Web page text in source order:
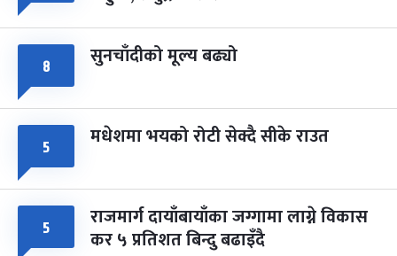
८ सुनचाँदीको मूल्य बढ्यो
५ मधेशमा भयको रोटी सेक्दै सीके राउत
५ राजमार्ग दायाँबायाँका जग्गामा लाग्ने विकास
कर ५ प्रतिशत बिन्दु बढाइँदै